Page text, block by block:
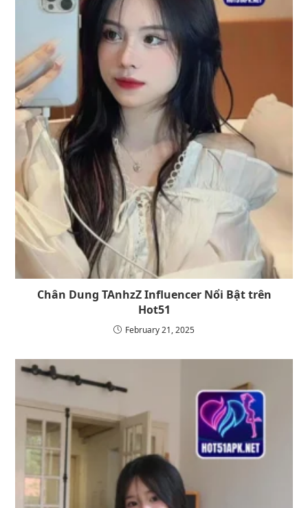
Chân Dung TAnhzZ Influencer Nổi Bật trên
Hot51
February 21, 2025